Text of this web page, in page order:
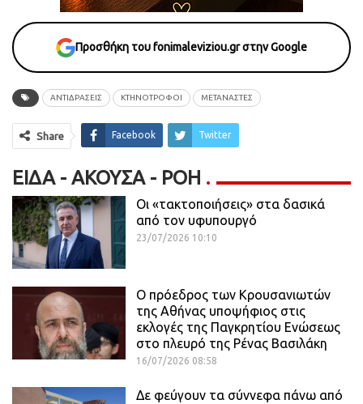
Προσθήκη του fonimaleviziou.gr στην Google
ΑΝΤΙΔΡΑΣΕΙΣ ΚΤΗΝΟΤΡΟΦΟΙ ΜΕΤΑΝΑΣΤΕΣ
Share Facebook Twitter
ΕΊΔΑ - ΆΚΟΥΣΑ - ΡΟΗ
Οι «τακτοποιήσεις» στα δασικά
από τον υφυπουργό
23/07/2026 10:10
Ο πρόεδρος των Κρουσανιωτών
της Αθήνας υποψήφιος στις
εκλογές της Παγκρητίου Ενώσεως
στο πλευρό της Ρένας Βασιλάκη
16/07/2026 08:58
Δε φεύγουν τα σύννεφα πάνω από